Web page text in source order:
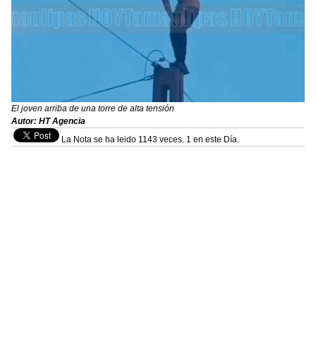
El joven arriba de una torre de alta tensión
Autor: HT Agencia
La Nota se ha leido 1143 veces. 1 en este Día.